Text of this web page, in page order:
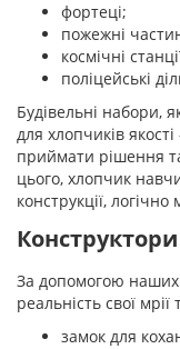
фортеці;
пожежні
космічні
поліцейські
Будівельні набори,
для хлопчиків якості
приймати рішення
цього, хлопчик
конструкції,
За допомогою наших
реальність свої
замок для